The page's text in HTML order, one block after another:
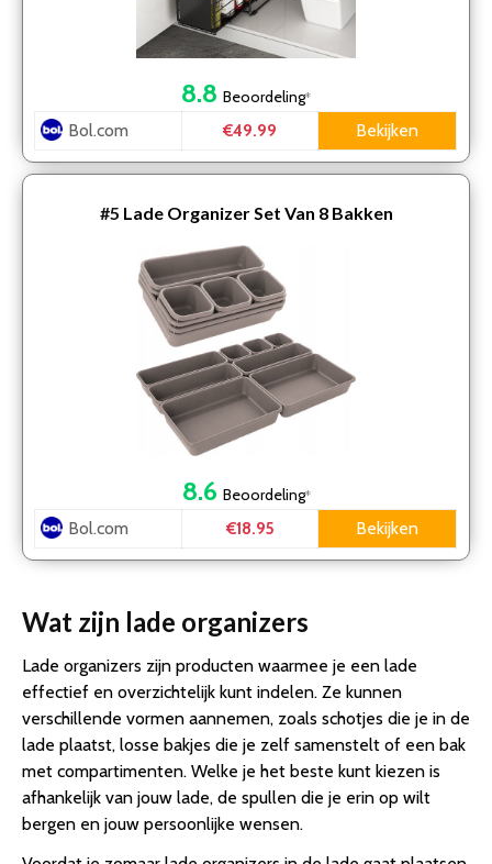
8.8 Beoordeling*
Bol.com €49.99 Bekijken
#5 Lade Organizer Set Van 8 Bakken
8.6 Beoordeling*
Bol.com €18.95 Bekijken
Wat zijn lade organizers
Lade organizers zijn producten waarmee je een lade
effectief en overzichtelijk kunt indelen. Ze kunnen
verschillende vormen aannemen, zoals schotjes die je in de
lade plaatst, losse bakjes die je zelf samenstelt of een bak
met compartimenten. Welke je het beste kunt kiezen is
afhankelijk van jouw lade, de spullen die je erin op wilt
bergen en jouw persoonlijke wensen.